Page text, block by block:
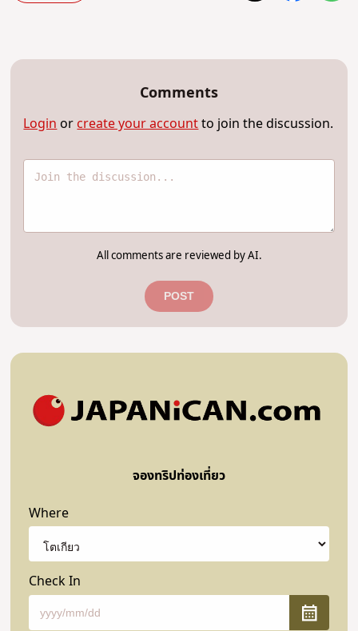
Comments
Loginorcreate your accountto join the discussion.
All comments are reviewed by AI.
POST
จองทริปท่องเที่ยว
Where
Check In